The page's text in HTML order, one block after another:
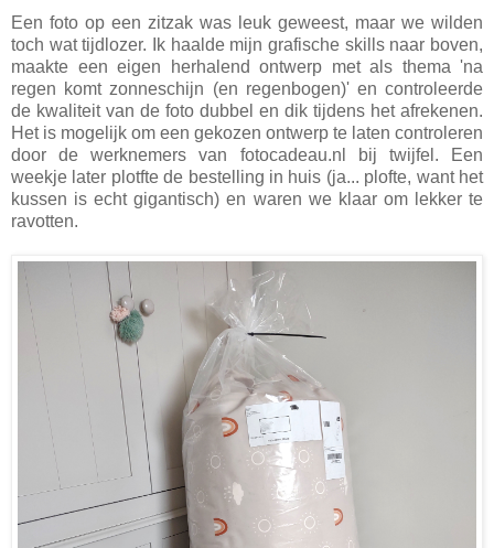
Een foto op een zitzak was leuk geweest, maar we wilden
toch wat tijdlozer. Ik haalde mijn grafische skills naar boven,
maakte een eigen herhalend ontwerp met als thema 'na
regen komt zonneschijn (en regenbogen)' en controleerde
de kwaliteit van de foto dubbel en dik tijdens het afrekenen.
Het is mogelijk om een gekozen ontwerp te laten controleren
door de werknemers van fotocadeau.nl bij twijfel. Een
weekje later plotfte de bestelling in huis (ja... plofte, want het
kussen is echt gigantisch) en waren we klaar om lekker te
ravotten.